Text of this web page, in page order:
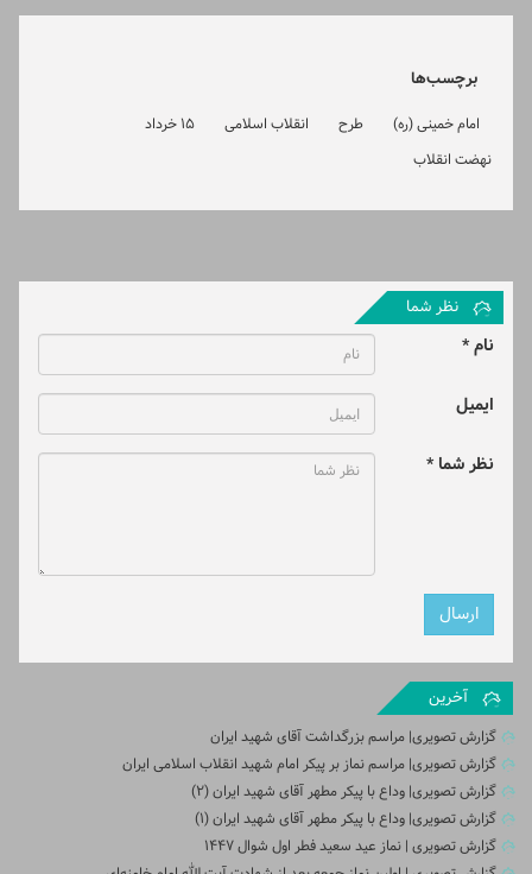
برچسب‌ها
امام خمینی (ره) طرح انقلاب اسلامی
15 خرداد
نهضت انقلاب
نظر شما
نام *
ایمیل
نظر شما *
آخرین
گزارش تصویری| مراسم بزرگداشت آقای شهید ایران
گزارش تصویری| مراسم نماز بر پیکر امام شهید انقلاب اسلامی ایران
گزارش تصویری| وداع با پیکر مطهر آقای شهید ایران (2)
گزارش تصویری| وداع با پیکر مطهر آقای شهید ایران (1)
گزارش تصویری | نماز عید سعید فطر اول شوال ۱۴۴۷